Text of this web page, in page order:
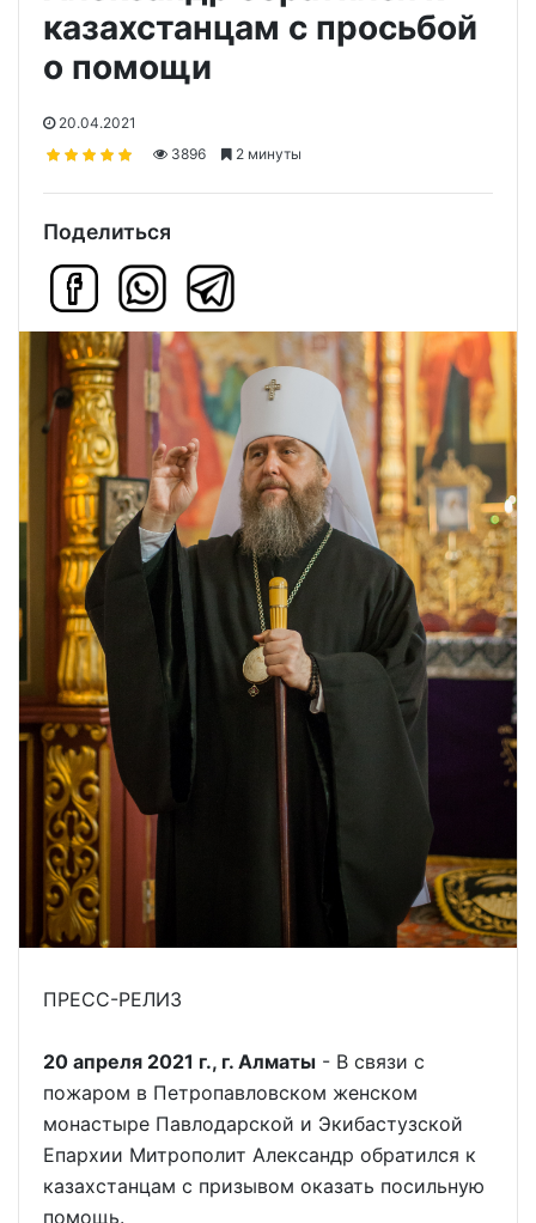
казахстанцам с просьбой
о помощи
20.04.2021
3896
2 минуты
Поделиться
ПРЕСС-РЕЛИЗ
20 апреля 2021 г., г. Алматы - В связи с
пожаром в Петропавловском женском
монастыре Павлодарской и Экибастузской
Епархии Митрополит Александр обратился к
казахстанцам с призывом оказать посильную
помощь.